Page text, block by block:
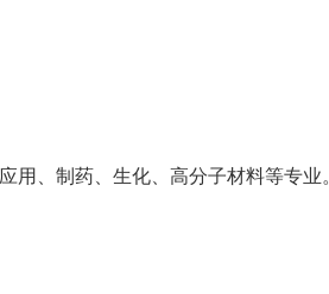
、制药、生化、高分子材料等专业。